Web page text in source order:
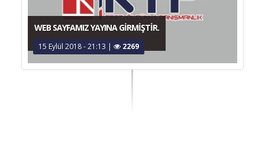
WEB SAYFAMIZ YAYINA GIRMIŞTIR.
15 Eylül 2018 - 21:13 | 2269